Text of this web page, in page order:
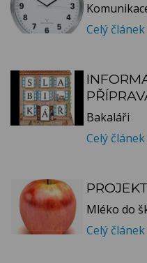
Celý článek
Bakaláři
Celý článek
Mléko do
Celý článek